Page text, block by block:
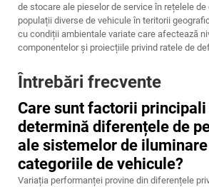
de stocare ale pieselor de service în rețelele
populații diverse de vehicule în teritorii
cu condiții ambientale variate care afectează
componentelor și proiecțiile privind ratele de
Întrebări frecvente
Care sunt factorii principali
determină diferențele de
ale sistemelor de
categoriile de vehicule?
Variația performanței provine din diferențele